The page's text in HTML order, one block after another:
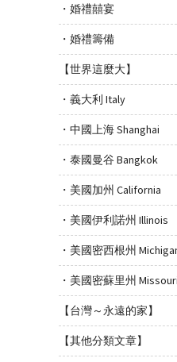
・婚禮囍宴
・婚禮籌備
【世界這麼大】
・義大利 Italy
・中國上海 Shanghai
・泰國曼谷 Bangkok
・美國加州 California
・美國伊利諾州 Illinois
・美國密西根州
・美國密蘇里州 Missouri
【台灣～永遠的家】
【其他分類文章】